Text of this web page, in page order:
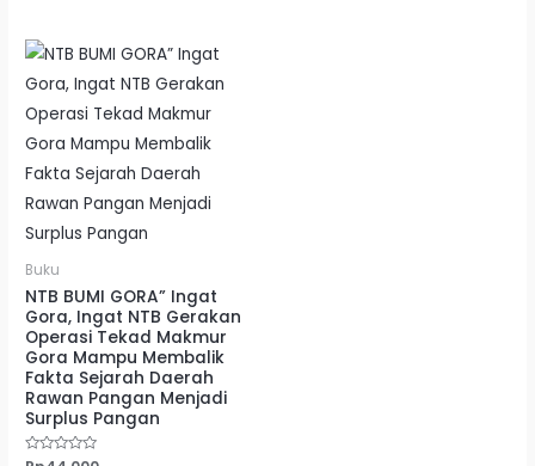
Buku
NTB BUMI GORA” Ingat
Gora, Ingat NTB Gerakan
Operasi Tekad Makmur
Gora Mampu Membalik
Fakta Sejarah Daerah
Rawan Pangan Menjadi
Surplus Pangan